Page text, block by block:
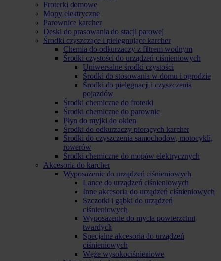
Froterki domowe
Mopy elektryczne
Parownice karcher
Deski do prasowania do stacji parowej
Środki czyszczące i pielęgnujące karcher
Chemia do odkurzaczy z filtrem wodnym
Środki czystości do urządzeń ciśnieniowych
Uniwersalne środki czystości
Środki do stosowania w domu i ogrodzie
Środki do pielęgnacji i czyszczenia
pojazdów
Środki chemiczne do froterki
Środki chemiczne do parownic
Płyn do myjki do okien
Środki do odkurzaczy piorących karcher
Środki do czyszczenia samochodów, motocykli,
rowerów
Środki chemiczne do mopów elektrycznych
Akcesoria do karcher
Wyposażenie do urządzeń ciśnieniowych
Lance do urządzeń ciśnieniowych
Inne akcesoria do urządzeń ciśnieniowych
Szczotki i gąbki do urządzeń
ciśnieniowych
Wyposażenie do mycia powierzchni
twardych
Specjalne akcesoria do urządzeń
ciśnieniowych
Węże wysokociśnieniowe